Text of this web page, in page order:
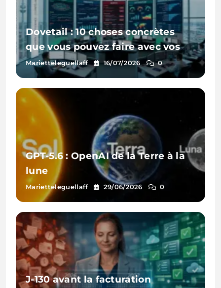
Dovetail : 10 choses concrètes
que vous pouvez faire avec vos
données clients
Marietteleguellaff 16/07/2026 0
GPT-5.6 : OpenAI de la Terre à la
lune
Marietteleguellaff 29/06/2026 0
J-130 avant la facturation